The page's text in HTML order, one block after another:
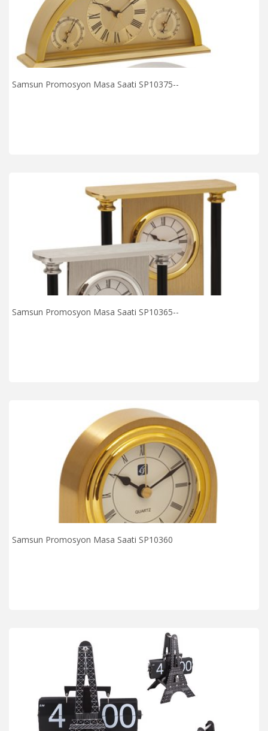
Samsun Promosyon Masa Saati SP10375--
Samsun Promosyon Masa Saati SP10365--
Samsun Promosyon Masa Saati SP10360